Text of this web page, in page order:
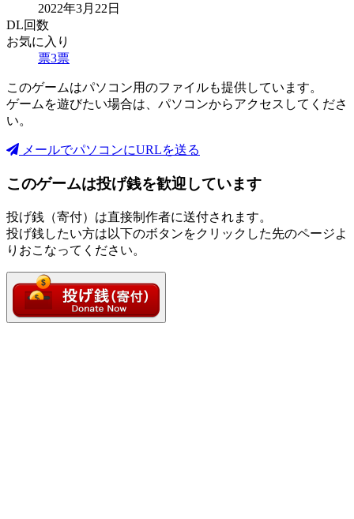
2022年3月22日
DL回数
お気に入り
票3票
このゲームはパソコン用のファイルも提供しています。
ゲームを遊びたい場合は、パソコンからアクセスしてくださ
い。
メールでパソコンにURLを送る
このゲームは投げ銭を歓迎しています
投げ銭（寄付）は直接制作者に送付されます。
投げ銭したい方は以下のボタンをクリックした先のページよ
りおこなってください。